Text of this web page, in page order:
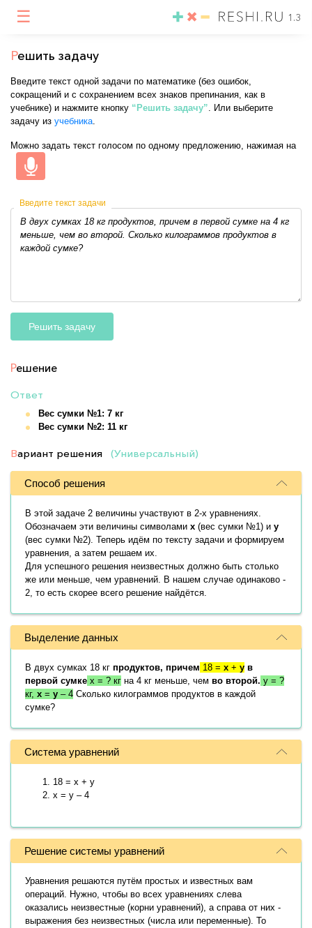
☰ 1.3
Решить задачу
Введите текст одной задачи по математике (без ошибок,
сокращений и с сохранением всех знаков препинания, как в
учебнике) и нажмите кнопку “Решить задачу”. Или выберите
задачу из учебника.
Можно задать текст голосом по одному предложению, нажимая на
Введите текст задачи
Решить задачу
Решение
Ответ
Вес сумки №1: 7 кг
Вес сумки №2: 11 кг
Вариант решения (Универсальный)
Способ решения
В этой задаче 2 величины участвуют в 2-х уравнениях.
Обозначаем эти величины символами x (вес сумки №1) и y
(вес сумки №2). Теперь идём по тексту задачи и формируем
уравнения, а затем решаем их.
Для успешного решения неизвестных должно быть столько
же или меньше, чем уравнений. В нашем случае одинаково -
2, то есть скорее всего решение найдётся.
Выделение данных
В двух сумках 18 кг продуктов, причем 18 = x + y в
первой сумке x = ? кг на 4 кг меньше, чем во второй. y = ?
кг, x = y – 4 Сколько килограммов продуктов в каждой
сумке?
Система уравнений
18 = x + y
x = y – 4
Решение системы уравнений
Уравнения решаются путём простых и известных вам
операций. Нужно, чтобы во всех уравнениях слева
оказались неизвестные (корни уравнений), а справа от них -
выражения без неизвестных (числа или переменные). То